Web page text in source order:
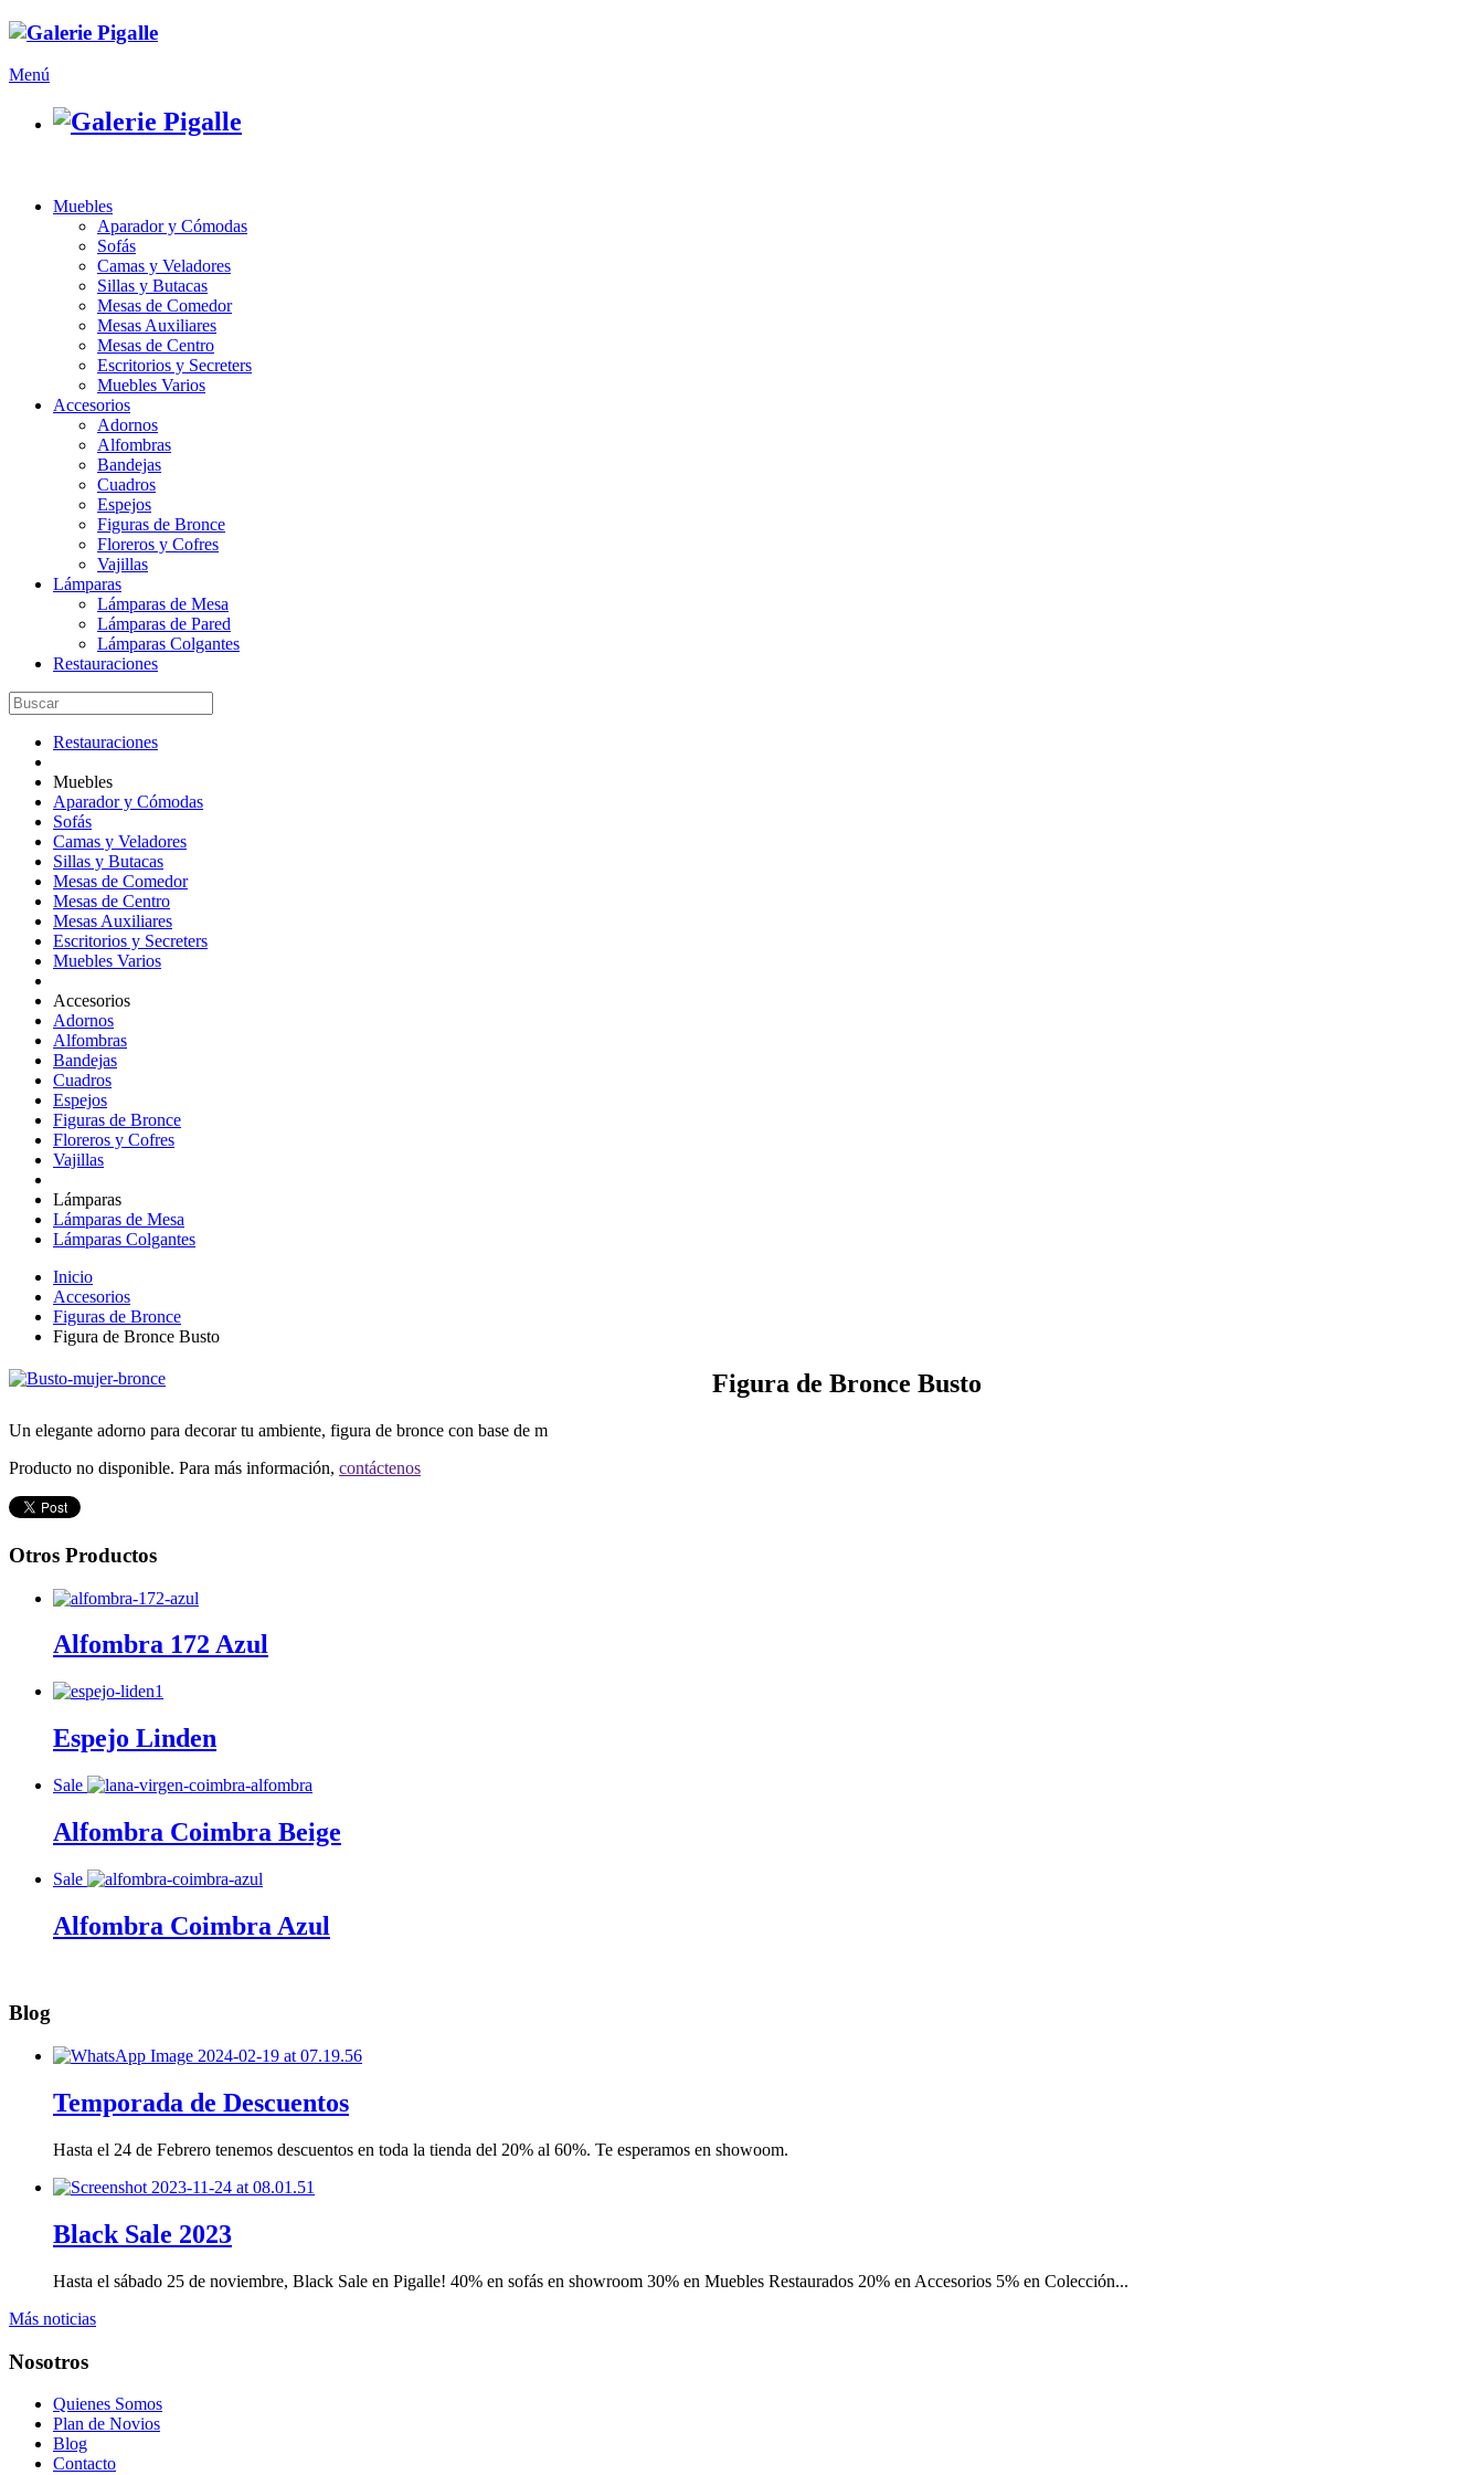
Menú
Muebles
Aparador y Cómodas
Sofás
Camas y Veladores
Sillas y Butacas
Mesas de Comedor
Mesas Auxiliares
Mesas de Centro
Escritorios y Secreters
Muebles Varios
Accesorios
Adornos
Alfombras
Bandejas
Cuadros
Espejos
Figuras de Bronce
Floreros y Cofres
Vajillas
Lámparas
Lámparas de Mesa
Lámparas de Pared
Lámparas Colgantes
Restauraciones
Restauraciones
Muebles
Aparador y Cómodas
Sofás
Camas y Veladores
Sillas y Butacas
Mesas de Comedor
Mesas de Centro
Mesas Auxiliares
Escritorios y Secreters
Muebles Varios
Accesorios
Adornos
Alfombras
Bandejas
Cuadros
Espejos
Figuras de Bronce
Floreros y Cofres
Vajillas
Lámparas
Lámparas de Mesa
Lámparas Colgantes
Inicio
Accesorios
Figuras de Bronce
Figura de Bronce Busto
Figura de Bronce Busto
Un elegante adorno para decorar tu ambiente, figura de bronce con base de m
Producto no disponible. Para más información, contáctenos
Otros Productos
Alfombra 172 Azul
Espejo Linden
Sale
Alfombra Coimbra Beige
Sale
Alfombra Coimbra Azul
Blog
Temporada de Descuentos
Hasta el 24 de Febrero tenemos descuentos en toda la tienda del 20% al 60%. Te esperamos en showoom.
Black Sale 2023
Hasta el sábado 25 de noviembre, Black Sale en Pigalle! 40% en sofás en showroom 30% en Muebles Restaurados 20% en Accesorios 5% en Colección...
Más noticias
Nosotros
Quienes Somos
Plan de Novios
Blog
Contacto